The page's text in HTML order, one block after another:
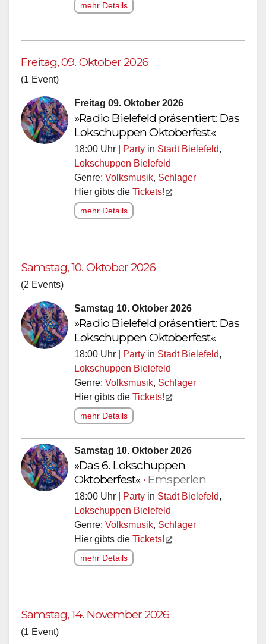
mehr Details
Freitag, 09. Oktober 2026
(1 Event)
Freitag 09. Oktober 2026
»Radio Bielefeld präsentiert: Das
Lokschuppen Oktoberfest«
18:00 Uhr | Party in Stadt Bielefeld,
Lokschuppen Bielefeld
Genre: Volksmusik, Schlager
Hier gibts die Tickets!
mehr Details
Samstag, 10. Oktober 2026
(2 Events)
Samstag 10. Oktober 2026
»Radio Bielefeld präsentiert: Das
Lokschuppen Oktoberfest«
18:00 Uhr | Party in Stadt Bielefeld,
Lokschuppen Bielefeld
Genre: Volksmusik, Schlager
Hier gibts die Tickets!
mehr Details
Samstag 10. Oktober 2026
»Das 6. Lokschuppen
Oktoberfest« • Emsperlen
18:00 Uhr | Party in Stadt Bielefeld,
Lokschuppen Bielefeld
Genre: Volksmusik, Schlager
Hier gibts die Tickets!
mehr Details
Samstag, 14. November 2026
(1 Event)